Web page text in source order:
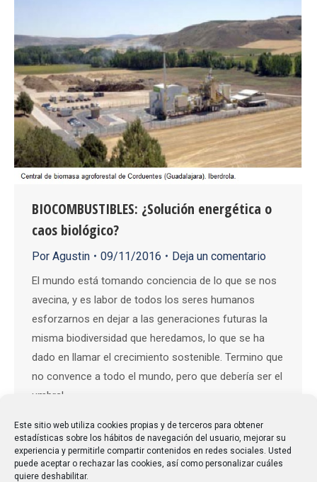
Este sitio web utiliza cookies propias y de terceros para obtener
estadísticas sobre los hábitos de navegación del usuario, mejorar su
experiencia y permitirle compartir contenidos en redes sociales. Usted
puede aceptar o rechazar las cookies, así como personalizar cuáles
quiere deshabilitar.
BIOCOMBUSTIBLES: ¿Solución energética o
caos biológico?
Por Agustin 09/11/2016 Deja un comentario
El mundo está tomando conciencia de lo que se nos
avecina, y es labor de todos los seres humanos
esforzarnos en dejar a las generaciones futuras la
misma biodiversidad que heredamos, lo que se ha
dado en llamar el crecimiento sostenible. Termino que
no convence a todo el mundo, pero que debería ser el
umbral…